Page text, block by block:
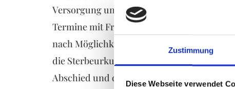
Zustimmung
Diese Webseite verwendet
Versorgung und die Einbettung in den
Termine mit Friedhof, Pfarrer oder
nach Möglichkeit Personalausweis,
die Sterbeurkunde zügig ausgestellt
Abschied und die eigene Trauer.